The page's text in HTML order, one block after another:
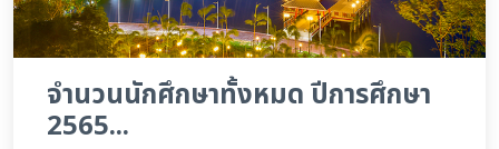
จำนวนนักศึกษาทั้งหมด ปีการศึกษา
2565...